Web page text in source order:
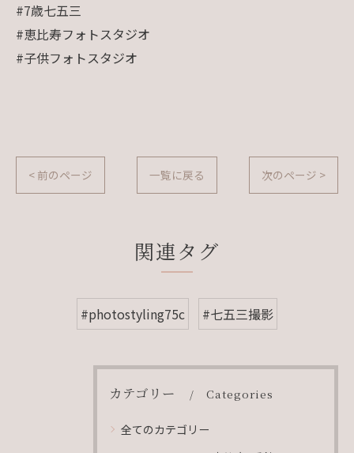
#7歳七五三
#恵比寿フォトスタジオ
#子供フォトスタジオ
< 前のページ 一覧に戻る 次のページ >
関連タグ
#photostyling75c #七五三撮影
カテゴリー Categories
全てのカテゴリー